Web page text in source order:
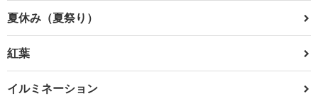
夏休み（夏祭り）
紅葉
イルミネーション